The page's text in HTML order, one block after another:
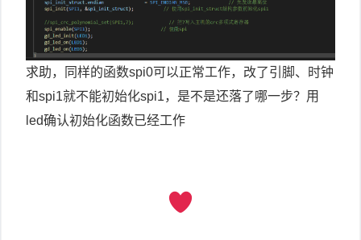
求助，同样的函数spi0可以正常工作，改了引脚、时钟
和spi1就不能初始化spi1，是不是还落了哪一步？用
led确认初始化函数已经工作